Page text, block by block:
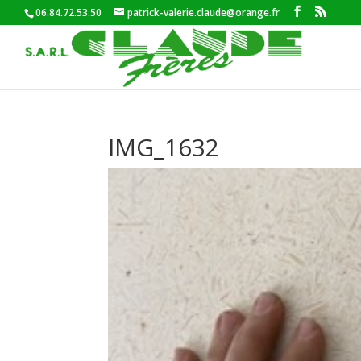
06.84.72.53.50 patrick-valerie.claude@orange.fr
IMG_1632